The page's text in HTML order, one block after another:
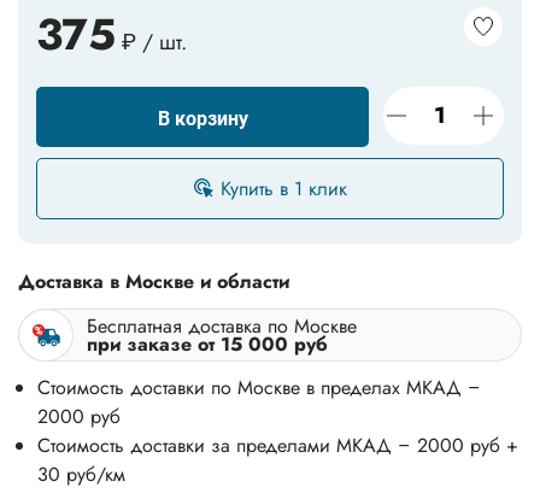
375 ₽ / шт.
В корзину
Купить в 1 клик
Доставка в Москве и области
Бесплатная доставка по Москве
при заказе от 15 000 руб
Стоимость доставки по Москве в пределах МКАД –
2000 руб
Стоимость доставки за пределами МКАД – 2000 руб +
30 руб/км